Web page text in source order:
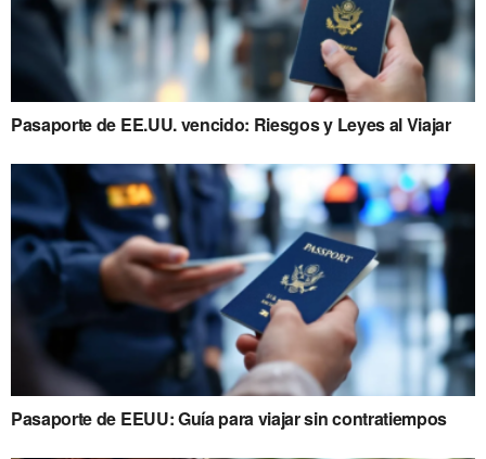
Pasaporte de EE.UU. vencido: Riesgos y Leyes al Viajar
Pasaporte de EEUU: Guía para viajar sin contratiempos